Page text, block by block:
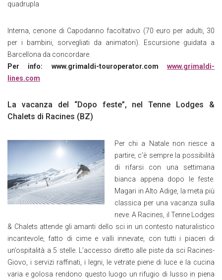
quadrupla
Interna, cenone di Capodanno facoltativo (70 euro per adulti, 30
per i bambini, sorvegliati da animatori). Escursione guidata a
Barcellona da concordare.
Per info: www.grimaldi-touroperator.comwww.grimaldi-
lines.com
La vacanza del “Dopo feste”, nel Tenne Lodges &
Chalets di Racines (BZ)
Per chi a Natale non riesce a
partire, c’è sempre la possibilità
di rifarsi con una settimana
bianca appena dopo le feste.
Magari in Alto Adige, la meta più
classica per una vacanza sulla
neve. A Racines, il Tenne Lodges
& Chalets attende gli amanti dello sci in un contesto naturalistico
incantevole, fatto di cime e valli innevate, con tutti i piaceri di
un’ospitalità a 5 stelle. L’accesso diretto alle piste da sci Racines-
Giovo, i servizi raffinati, i legni, le vetrate piene di luce e la cucina
varia e golosa rendono questo luogo un rifugio di lusso in piena